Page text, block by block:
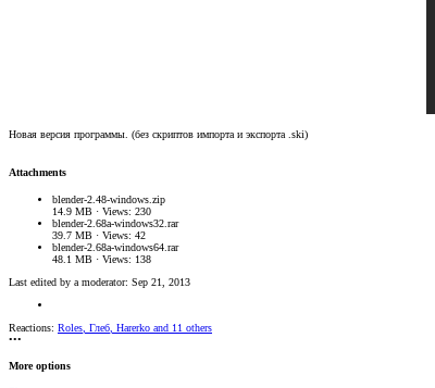
Новая версия программы. (без скриптов импорта и экспорта .ski)
Attachments
blender-2.48-windows.zip
14.9 MB · Views: 230
blender-2.68a-windows32.rar
39.7 MB · Views: 42
blender-2.68a-windows64.rar
48.1 MB · Views: 138
Last edited by a moderator: Sep 21, 2013
Reactions: Roles Глеб Harerko and 11 others
•••
More options